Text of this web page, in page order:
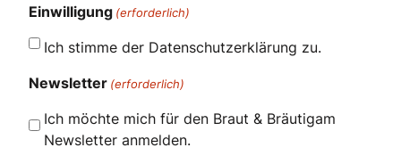
Einwilligung (erforderlich)
Ich stimme der Datenschutzerklärung zu.
Newsletter (erforderlich)
Ich möchte mich für den Braut & Bräutigam
Newsletter anmelden.